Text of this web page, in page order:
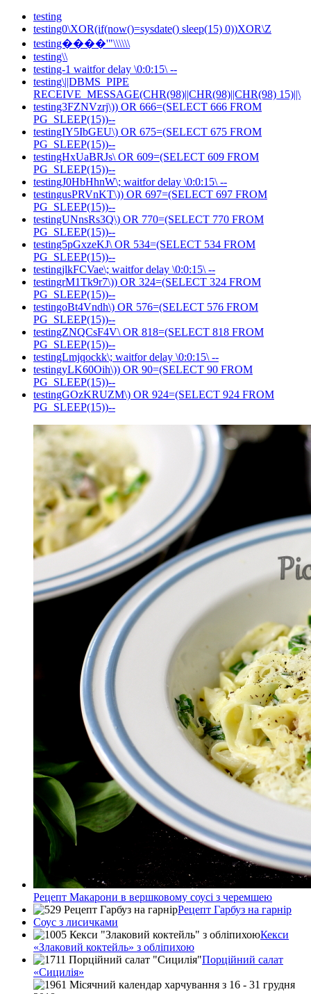
testing
testing0\XOR(if(now()=sysdate() sleep(15) 0))XOR\Z
testing����'"\\\\\\
testing\\
testing-1 waitfor delay \0:0:15\ --
testing\||DBMS_PIPE
RECEIVE_MESSAGE(CHR(98)||CHR(98)||CHR(98) 15)||\
testing3FZNVzrj\)) OR 666=(SELECT 666 FROM
PG_SLEEP(15))--
testingIY5IbGEU\) OR 675=(SELECT 675 FROM
PG_SLEEP(15))--
testingHxUaBRJs\ OR 609=(SELECT 609 FROM
PG_SLEEP(15))--
testingJ0HbHhnW\; waitfor delay \0:0:15\ --
testingusPRVnKT\)) OR 697=(SELECT 697 FROM
PG_SLEEP(15))--
testingUNnsRs3Q\) OR 770=(SELECT 770 FROM
PG_SLEEP(15))--
testing5pGxzeKJ\ OR 534=(SELECT 534 FROM
PG_SLEEP(15))--
testingjlkFCVae\; waitfor delay \0:0:15\ --
testingrM1Tk9r7\)) OR 324=(SELECT 324 FROM
PG_SLEEP(15))--
testingoBt4Vndh\) OR 576=(SELECT 576 FROM
PG_SLEEP(15))--
testingZNQCsF4V\ OR 818=(SELECT 818 FROM
PG_SLEEP(15))--
testingLmjqockk\; waitfor delay \0:0:15\ --
testingyLK60Oih\)) OR 90=(SELECT 90 FROM
PG_SLEEP(15))--
testingGOzKRUZM\) OR 924=(SELECT 924 FROM
PG_SLEEP(15))--
Рецепт Макарони в вершковому соусі з черемшею
Рецепт Гарбуз на гарнір
Соус з лисичками
Кекси
«Злаковий коктейль» з обліпихою
Порційний салат
«Сицилія»